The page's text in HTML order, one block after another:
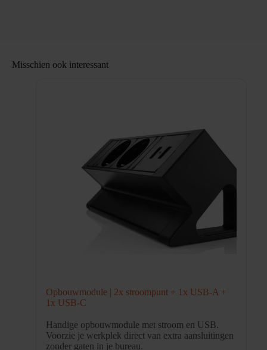
Misschien ook interessant
Opbouwmodule | 2x stroompunt + 1x USB-A +
1x USB-C
Handige opbouwmodule met stroom en USB.
Voorzie je werkplek direct van extra aansluitingen
zonder gaten in je bureau.